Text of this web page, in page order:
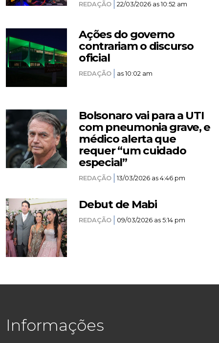
REDAÇÃO 22/03/2026 as 10:52 am
Ações do governo
contrariam o discurso
oficial
REDAÇÃO as 10:02 am
Bolsonaro vai para a UTI
com pneumonia grave, e
médico alerta que
requer “um cuidado
especial”
REDAÇÃO 13/03/2026 as 4:46 pm
Debut de Mabi
REDAÇÃO 09/03/2026 as 5:14 pm
Informações